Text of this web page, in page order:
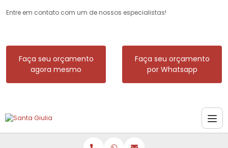
Entre em contato com um de nossos especialistas!
Faça seu orçamento
agora mesmo
Faça seu orçamento
por Whatsapp